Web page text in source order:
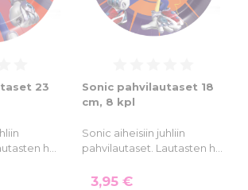
23
h…
Sonic pahvilautaset 18
cm, 8 kpl
Sonic aiheisiin juhliin
pahvilautaset. Lautasten h…
3,95 €